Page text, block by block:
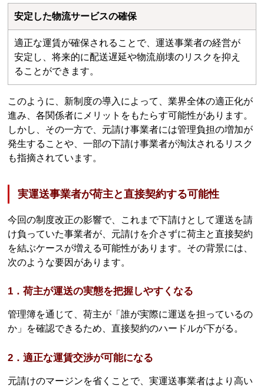
安定した物流サービスの確保
適正な運賃が確保されることで、運送事業者の経営が
安定し、将来的に配送遅延や物流崩壊のリスクを抑え
ることができます。
このように、新制度の導入によって、業界全体の適正化が
進み、各関係者にメリットをもたらす可能性があります。
しかし、その一方で、元請け事業者には管理負担の増加が
発生することや、一部の下請け事業者が淘汰されるリスク
も指摘されています。
実運送事業者が荷主と直接契約する可能性
今回の制度改正の影響で、これまで下請けとして運送を請
け負っていた事業者が、元請けを介さずに荷主と直接契約
を結ぶケースが増える可能性があります。その背景には、
次のような要因があります。
1．荷主が運送の実態を把握しやすくなる
管理簿を通じて、荷主が「誰が実際に運送を担っているの
か」を確認できるため、直接契約のハードルが下がる。
2．適正な運賃交渉が可能になる
元請けのマージンを省くことで、実運送事業者はより高い